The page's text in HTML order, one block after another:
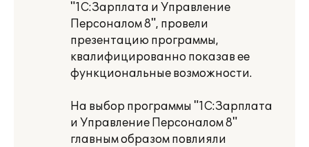
"1С:Зарплата и Управление
Персоналом 8", провели
презентацию программы,
квалифицированно показав ее
функциональные возможности.
На выбор программы "1С:Зарплата
и Управление Персоналом 8"
главным образом повлияли